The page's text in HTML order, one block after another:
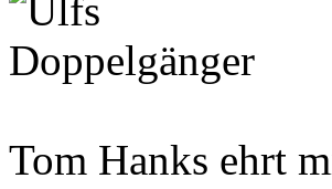
Tom Hanks ehrt